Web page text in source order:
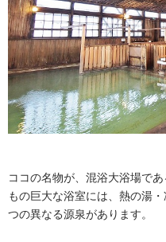
ココの名物が、混浴大浴場であ
もの巨大な浴室には、熱の湯
つの異なる源泉があります。